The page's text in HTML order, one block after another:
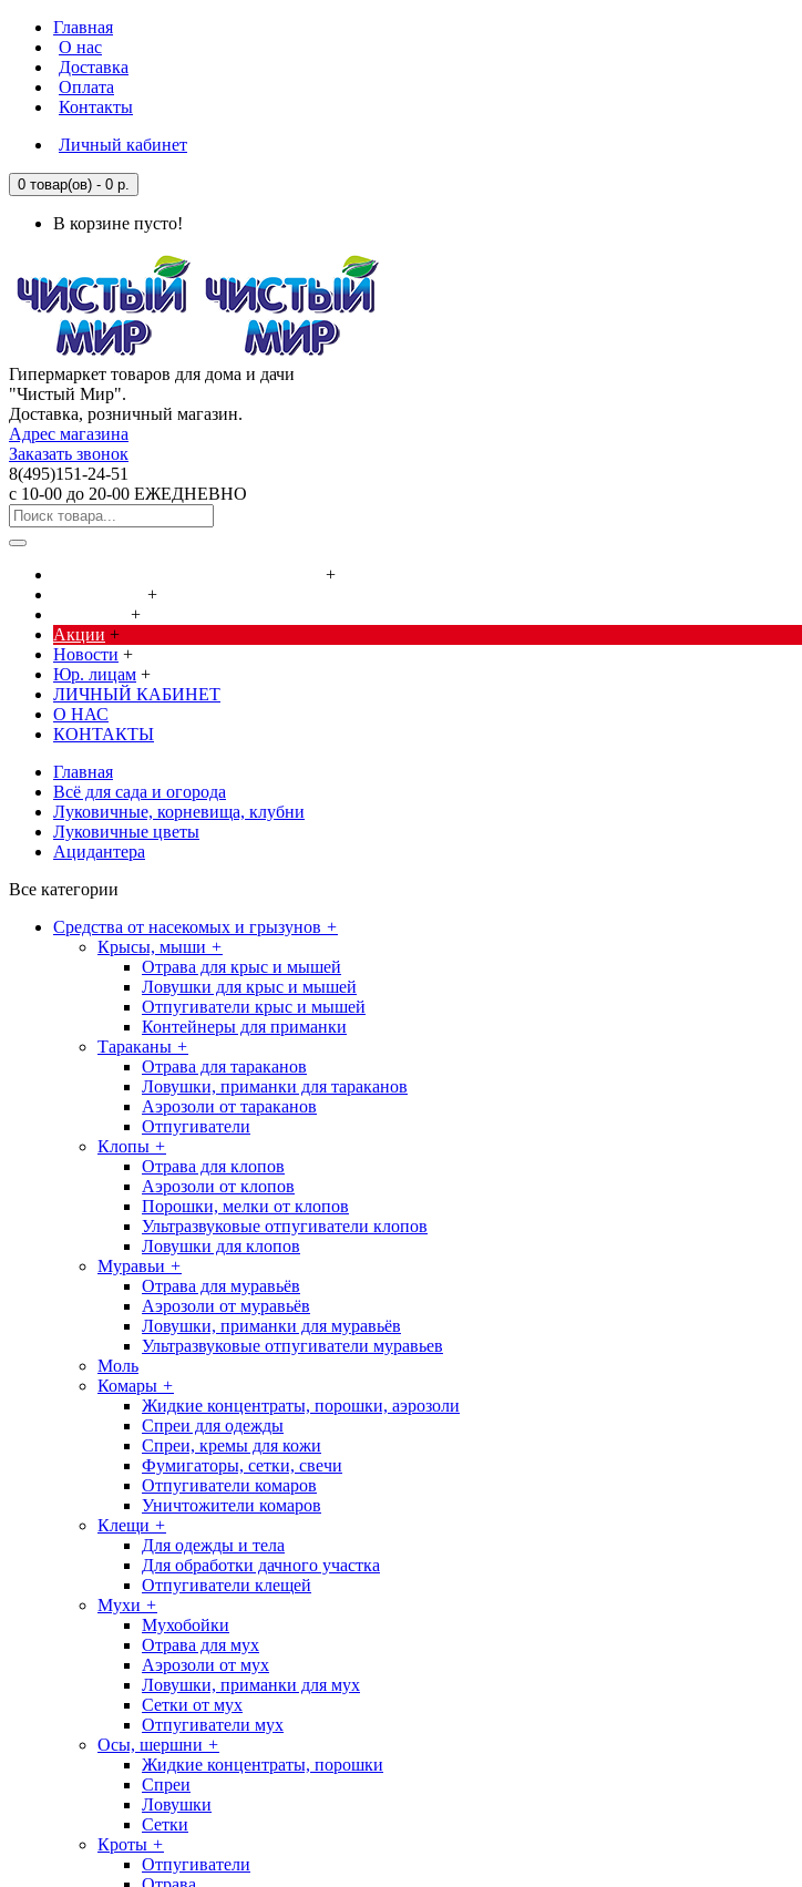
Главная
О нас
Доставка
Оплата
Контакты
Личный кабинет
0 товар(ов) - 0 р.
В корзине пусто!
Гипермаркет товаров для дома и дачи
"Чистый Мир".
Доставка, розничный магазин.
Адрес магазина
Заказать звонок
8(495)151-24-51
с 10-00 до 20-00 ЕЖЕДНЕВНО
+
+
+
Акции +
Новости +
Юр. лицам +
ЛИЧНЫЙ КАБИНЕТ
О НАС
КОНТАКТЫ
Главная
Всё для сада и огорода
Луковичные, корневища, клубни
Луковичные цветы
Ацидантера
Все категории
Cредства от насекомых и грызунов +
Крысы, мыши +
Отрава для крыс и мышей
Ловушки для крыс и мышей
Отпугиватели крыс и мышей
Контейнеры для приманки
Тараканы +
Отрава для тараканов
Ловушки, приманки для тараканов
Аэрозоли от тараканов
Отпугиватели
Клопы +
Отрава для клопов
Аэрозоли от клопов
Порошки, мелки от клопов
Ультразвуковые отпугиватели клопов
Ловушки для клопов
Муравьи +
Отрава для муравьёв
Аэрозоли от муравьёв
Ловушки, приманки для муравьёв
Ультразвуковые отпугиватели муравьев
Моль
Комары +
Жидкие концентраты, порошки, аэрозоли
Спреи для одежды
Спреи, кремы для кожи
Фумигаторы, сетки, свечи
Отпугиватели комаров
Уничтожители комаров
Клещи +
Для одежды и тела
Для обработки дачного участка
Отпугиватели клещей
Мухи +
Мухобойки
Отрава для мух
Аэрозоли от мух
Ловушки, приманки для мух
Сетки от мух
Отпугиватели мух
Осы, шершни +
Жидкие концентраты, порошки
Спреи
Ловушки
Сетки
Кроты +
Отпугиватели